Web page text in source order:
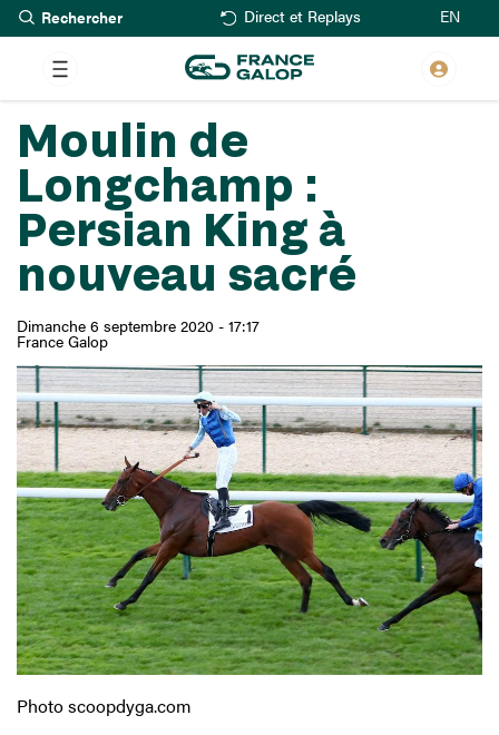
Aller
au
contenu
principal
Rechercher Direct et Replays EN
Moulin de
Longchamp :
Persian King à
nouveau sacré
Dimanche 6 septembre 2020 - 17:17
France Galop
Photo scoopdyga.com